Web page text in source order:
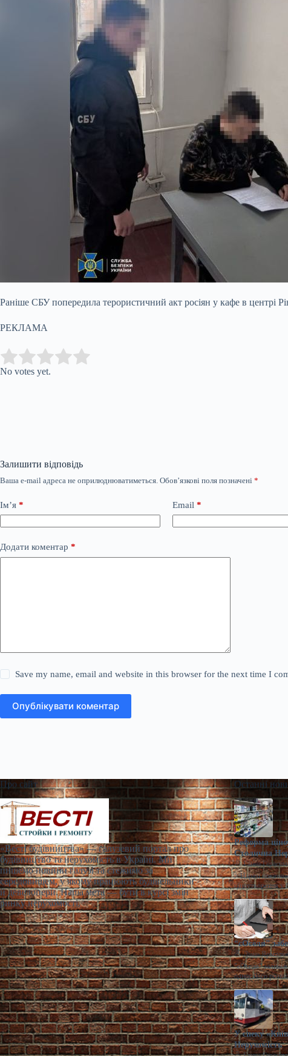
Раніше СБУ попередила терористичний акт росіян у кафе в центрі
РЕКЛАМА
Rate this item:
No votes yet.
Залишити відповідь
Ваша e-mail адреса не оприлюднюватиметься. Обов’язкові поля позначені *
Ім’я * Email *
Додати коментар *
Save my name, email and website in this browser for the next time I
Опублікувати коментар
Про сайт
«Весті будівництва» — галузевий портал про
будівництво та нерухомість в Україні. Ми
пишемо новини галузі та стежимо за
середовищем, у якому працюють будівельники
й девелопери. Наша мета — бути в курсі змін
ринку нерухомості.
Останні
Реформа
Столична
Ганна
> Наразі
ціноутворення у
“єОселя”
Діана
"єОселя"
однак його
У спеку
Нерухомість